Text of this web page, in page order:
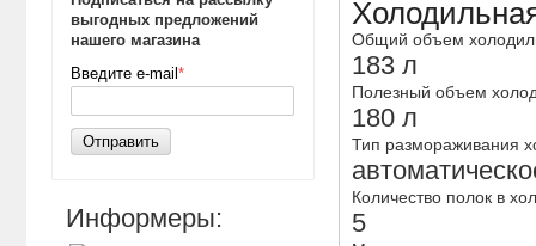
выгодных предложений
нашего магазина
Введите e-mail *
Отправить
Информеры:
Общий объем
183 л
Полезный объем
180 л
Тип размораживания
Количество полок в
5